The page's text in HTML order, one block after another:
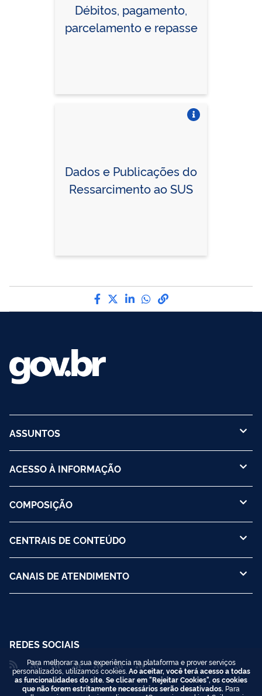
Débitos, pagamento,
parcelamento e repasse
Dados e Publicações do
Ressarcimento ao SUS
Compartilhe por Facebook
Compartilhe por Twitter
Compartilhe por
Compartilhe por
link para Copiar
ASSUNTOS
ACESSO À INFORMAÇÃO
COMPOSIÇÃO
CENTRAIS DE CONTEÚDO
CANAIS DE ATENDIMENTO
REDES SOCIAIS
Para melhorar a sua experiência na plataforma e prover serviços
personalizados, utilizamos cookies. Ao aceitar, você terá acesso a todas
as funcionalidades do site. Se clicar em "Rejeitar Cookies", os cookies
que não forem estritamente necessários serão desativados. Para